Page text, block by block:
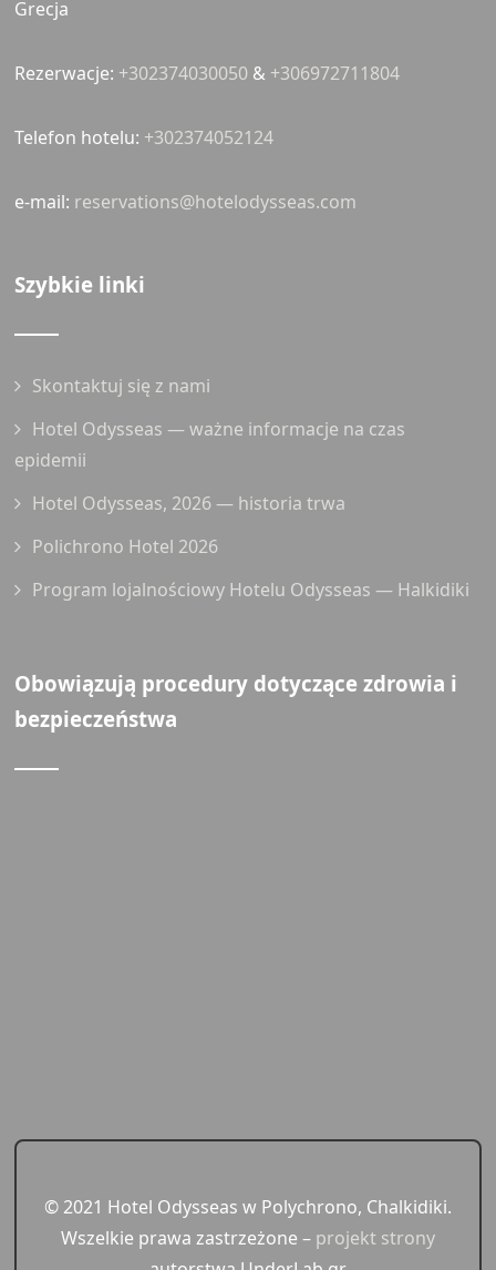
Grecja
Rezerwacje: +302374030050 & +306972711804
Telefon hotelu: +302374052124
e-mail: reservations@hotelodysseas.com
Szybkie linki
Skontaktuj się z nami
Hotel Odysseas — ważne informacje na czas
epidemii
Hotel Odysseas, 2026 — historia trwa
Polichrono Hotel 2026
Program lojalnościowy Hotelu Odysseas — Halkidiki
Obowiązują procedury dotyczące zdrowia i
bezpieczeństwa
© 2021 Hotel Odysseas w Polychrono, Chalkidiki.
Wszelkie prawa zastrzeżone – projekt strony